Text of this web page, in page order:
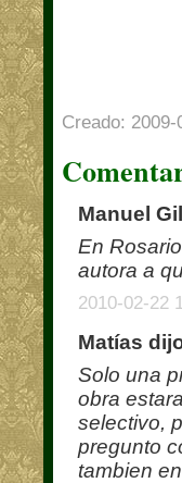
Creado:
Manuel
En
autora a
2010-02-22
Matías
Solo una
obra
selectivo,
pregunto
tambien